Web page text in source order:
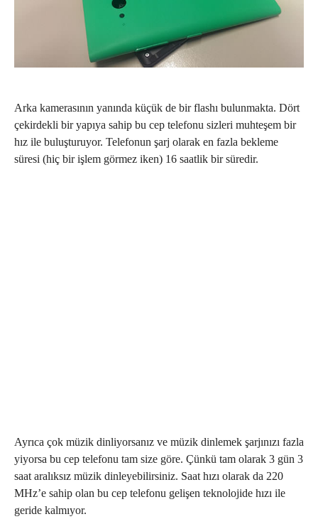
Arka kamerasının yanında küçük de bir flashı bulunmakta. Dört
çekirdekli bir yapıya sahip bu cep telefonu sizleri muhteşem bir
hız ile buluşturuyor. Telefonun şarj olarak en fazla bekleme
süresi (hiç bir işlem görmez iken) 16 saatlik bir süredir.
Ayrıca çok müzik dinliyorsanız ve müzik dinlemek şarjınızı fazla
yiyorsa bu cep telefonu tam size göre. Çünkü tam olarak 3 gün 3
saat aralıksız müzik dinleyebilirsiniz. Saat hızı olarak da 220
MHz’e sahip olan bu cep telefonu gelişen teknolojide hızı ile
geride kalmıyor.